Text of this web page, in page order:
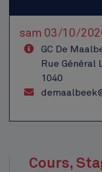
sam 03/10/
GC De
Rue Général
1040
Cours,